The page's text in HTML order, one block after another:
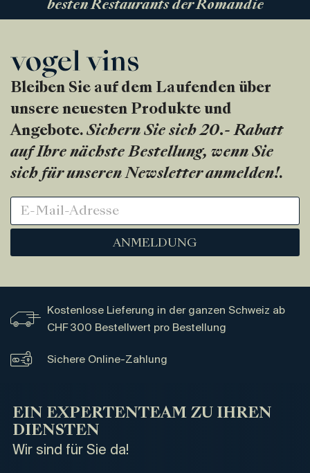
besten Restaurants der Romandie
Bleiben Sie auf dem Laufenden über
unsere neuesten Produkte und
Angebote. Sichern Sie sich 20.- Rabatt
auf Ihre nächste Bestellung, wenn Sie
sich für unseren Newsletter anmelden!.
ANMELDUNG
Kostenlose Lieferung in der ganzen Schweiz ab
CHF 300 Bestellwert pro Bestellung
Sichere Online-Zahlung
EIN EXPERTENTEAM ZU IHREN
DIENSTEN
Wir sind für Sie da!